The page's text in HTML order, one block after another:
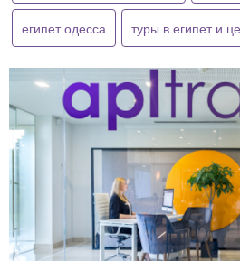
египет одесса туры в египет и